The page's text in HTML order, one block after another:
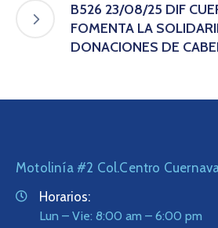
B526 23/08/25 DIF
FOMENTA LA
DONACIONES DE
Motolinía #2 Col.Centro
Horarios:
Lun – Vie: 8:00 am – 6:00 pm